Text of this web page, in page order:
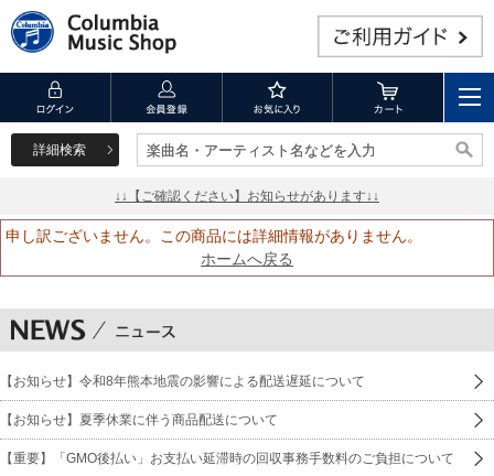
詳細検索 楽曲名・アーティスト名などを入力
楽曲名・アーティスト名などを入力
↓↓【ご確認ください】お知らせがあります↓↓
申し訳ございません。この商品には詳細情報がありません。
ホームへ戻る
【お知らせ】令和8年熊本地震の影響による配送遅延について
【お知らせ】夏季休業に伴う商品配送について
【重要】「GMO後払い」お支払い延滞時の回収事務手数料のご負担について